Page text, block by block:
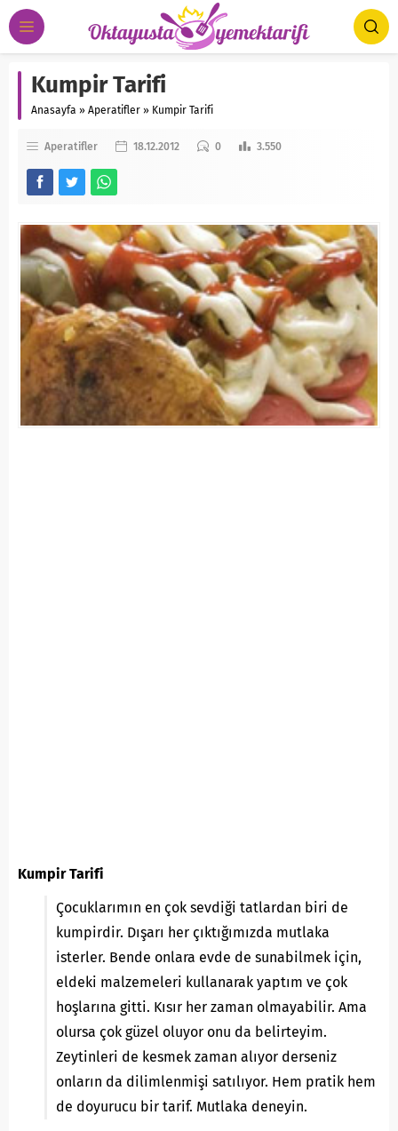
Kumpir Tarifi
Anasayfa » Aperatifler » Kumpir Tarifi
Aperatifler 18.12.2012 0 3.550
Kumpir Tarifi
Çocuklarımın en çok sevdiği tatlardan biri de
kumpirdir. Dışarı her çıktığımızda mutlaka
isterler. Bende onlara evde de sunabilmek için,
eldeki malzemeleri kullanarak yaptım ve çok
hoşlarına gitti. Kısır her zaman olmayabilir. Ama
olursa çok güzel oluyor onu da belirteyim.
Zeytinleri de kesmek zaman alıyor derseniz
onların da dilimlenmişi satılıyor. Hem pratik hem
de doyurucu bir tarif. Mutlaka deneyin.